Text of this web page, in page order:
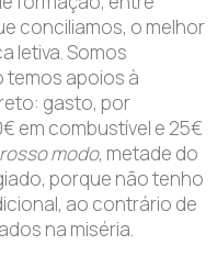
conciliamos, o melhor
letiva. Somos
temos apoios à
gasto, por
em combustível e 25€
modo, metade do
porque não tenho
ao contrário de
na miséria.